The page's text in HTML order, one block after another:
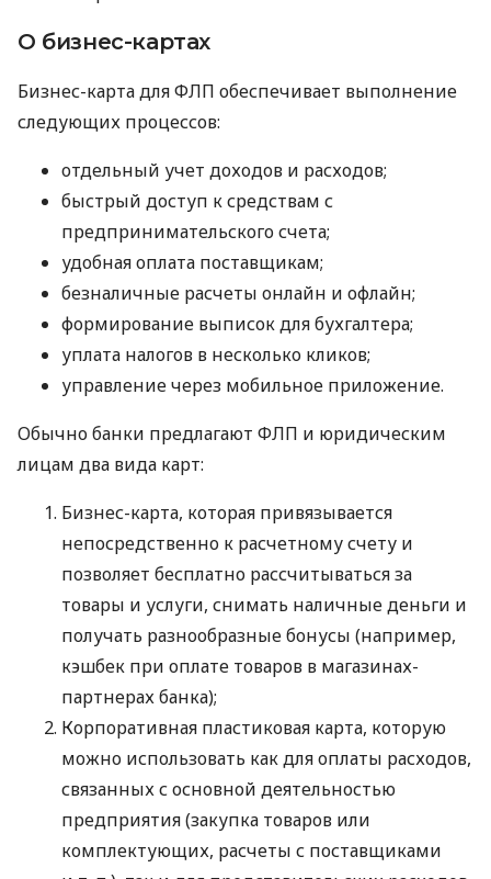
О бизнес-картах
Бизнес-карта для ФЛП обеспечивает выполнение
следующих процессов:
отдельный учет доходов и расходов;
быстрый доступ к средствам с
предпринимательского счета;
удобная оплата поставщикам;
безналичные расчеты онлайн и офлайн;
формирование выписок для бухгалтера;
уплата налогов в несколько кликов;
управление через мобильное приложение.
Обычно банки предлагают ФЛП и юридическим
лицам два вида карт:
Бизнес-карта, которая привязывается
непосредственно к расчетному счету и
позволяет бесплатно рассчитываться за
товары и услуги, снимать наличные деньги и
получать разнообразные бонусы (например,
кэшбек при оплате товаров в магазинах-
партнерах банка);
Корпоративная пластиковая карта, которую
можно использовать как для оплаты расходов,
связанных с основной деятельностью
предприятия (закупка товаров или
комплектующих, расчеты с поставщиками